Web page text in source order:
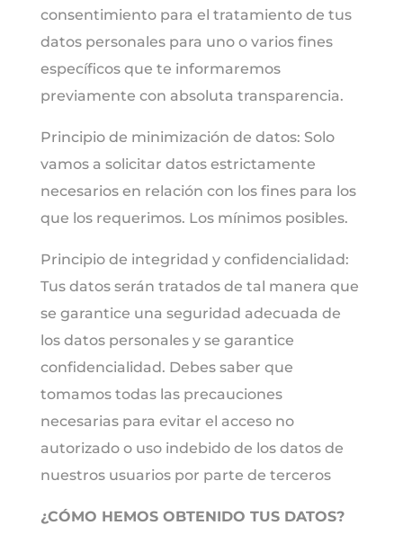
consentimiento para el tratamiento de tus
datos personales para uno o varios fines
específicos que te informaremos
previamente con absoluta transparencia.
Principio de minimización de datos: Solo
vamos a solicitar datos estrictamente
necesarios en relación con los fines para los
que los requerimos. Los mínimos posibles.
Principio de integridad y confidencialidad:
Tus datos serán tratados de tal manera que
se garantice una seguridad adecuada de
los datos personales y se garantice
confidencialidad. Debes saber que
tomamos todas las precauciones
necesarias para evitar el acceso no
autorizado o uso indebido de los datos de
nuestros usuarios por parte de terceros
¿CÓMO HEMOS OBTENIDO TUS DATOS?